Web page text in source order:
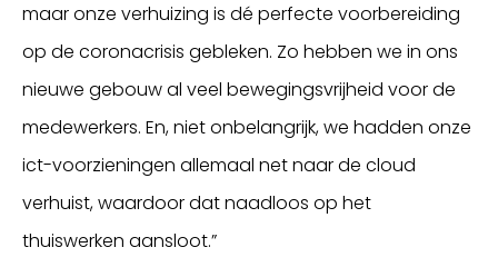
maar onze verhuizing is dé perfecte voorbereiding
op de coronacrisis gebleken. Zo hebben we in ons
nieuwe gebouw al veel bewegingsvrijheid voor de
medewerkers. En, niet onbelangrijk, we hadden onze
ict-voorzieningen allemaal net naar de cloud
verhuist, waardoor dat naadloos op het
thuiswerken aansloot.”